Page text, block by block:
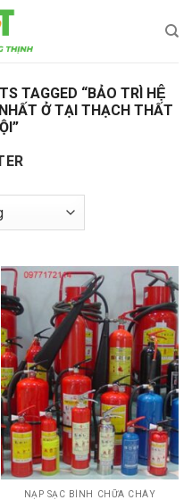
TAGGED “BẢO TRÌ HỆ
Ở TẠI THẠCH THẤT
NẠP SẠC BÌNH CHỮA CHÁY